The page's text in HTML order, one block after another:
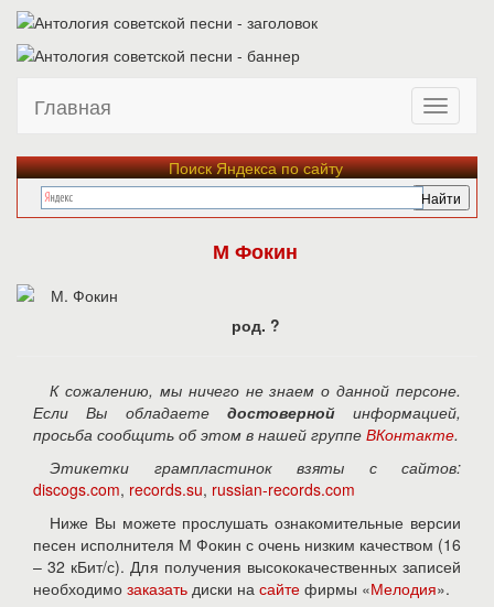
Главная
Поиск Яндекса по сайту
М Фокин
род. ?
К сожалению, мы ничего не знаем о данной персоне.
Если Вы обладаете достовернойинформацией,
просьба сообщить об этом в нашей группе ВКонтакте.
Этикетки грампластинок взяты с сайтов:
discogs.com, records.su, russian-records.com
Ниже Вы можете прослушать ознакомительные версии
песен исполнителя М Фокин с очень низким качеством (16
– 32 кБит/с). Для получения высококачественных записей
необходимо заказать диски на сайте фирмы «Мелодия».